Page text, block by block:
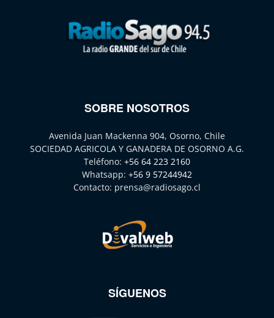
SOBRE NOSOTROS
Avenida Juan Mackenna 904, Osorno, Chile
SOCIEDAD AGRICOLA Y GANADERA DE OSORNO A.G.
Teléfono: +56 64 223 2160
Whatsapp: +56 9 57244942
Contacto: prensa@radiosago.cl
SÍGUENOS